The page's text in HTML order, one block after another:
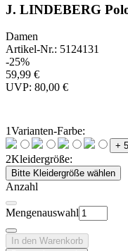
J. LINDEBERG
Damen
Artikel-Nr.: 5124131
-25%
59,99 €
UVP: 80,00 €
1Varianten-Farbe:
+ 5
2Kleidergröße:
Bitte Kleidergröße wählen
Anzahl
Mengenauswahl
In den Warenkorb